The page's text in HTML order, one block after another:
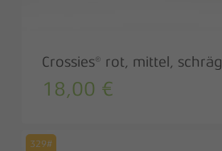
Crossies® rot, mittel, schräg
18,00 €
329#